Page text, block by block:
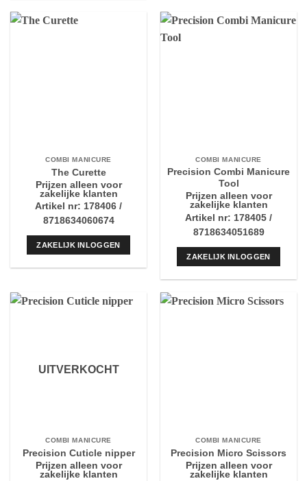
COMBI MANICURE
The Curette
Prijzen alleen voor
zakelijke klanten
Artikel nr: 178406 /
8718634060674
ZAKELIJK INLOGGEN
COMBI MANICURE
Precision Combi Manicure
Tool
Prijzen alleen voor
zakelijke klanten
Artikel nr: 178405 /
8718634051689
ZAKELIJK INLOGGEN
UITVERKOCHT
COMBI MANICURE
Precision Cuticle nipper
Prijzen alleen voor
zakelijke klanten
COMBI MANICURE
Precision Micro Scissors
Prijzen alleen voor
zakelijke klanten